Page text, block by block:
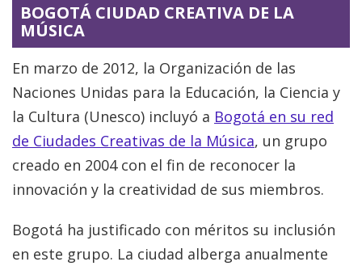
BOGOTÁ CIUDAD CREATIVA DE LA
MÚSICA
En marzo de 2012, la Organización de las
Naciones Unidas para la Educación, la Ciencia y
la Cultura (Unesco) incluyó a Bogotá en su red
de Ciudades Creativas de la Música, un grupo
creado en 2004 con el fin de reconocer la
innovación y la creatividad de sus miembros.
Bogotá ha justificado con méritos su inclusión
en este grupo. La ciudad alberga anualmente